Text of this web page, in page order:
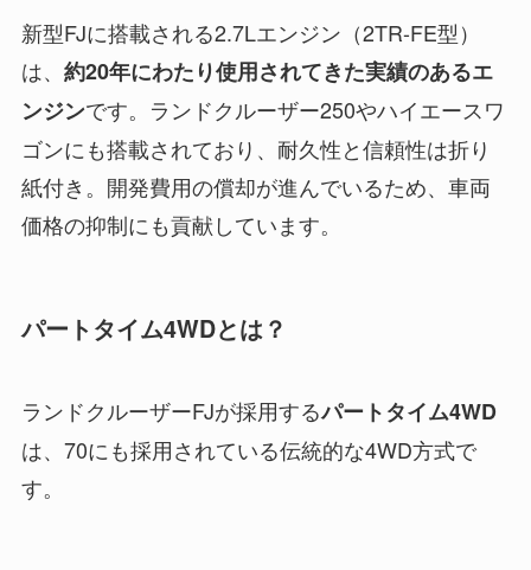
新型FJに搭載される2.7Lエンジン（2TR-FE型）
は、 約20年にわたり使用されてきた実績のあるエ
ンジンです。ランドクルーザー250やハイエースワ
ゴンにも搭載されており、耐久性と信頼性は折り
紙付き。開発費用の償却が進んでいるため、車両
価格の抑制にも貢献しています。
パートタイム4WDとは？
ランドクルーザーFJが採用するパートタイム4WD
は、70にも採用されている伝統的な4WD方式で
す。